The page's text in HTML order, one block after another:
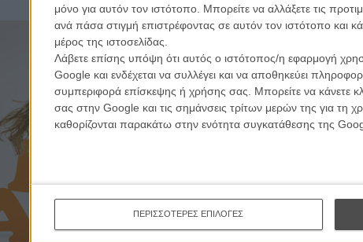
μόνο για αυτόν τον ιστότοπο. Μπορείτε να αλλάξετε τις
ανά πάσα στιγμή επιστρέφοντας σε αυτόν τον ιστότοπο και
μέρος της ιστοσελίδας.
Λάβετε επίσης υπόψη ότι αυτός ο ιστότοπος/η εφαρμογή
Google και ενδέχεται να συλλέγει και να αποθηκεύει
συμπεριφορά επίσκεψης ή χρήσης σας. Μπορείτε να κάνετε
σας στην Google και τις σημάνσεις τρίτων μερών της για
καθορίζονται παρακάτω στην ενότητα συγκατάθεσης της
ΠΕΡΙΣΣΟΤΕΡΕΣ ΕΠΙΛΟΓΕΣ